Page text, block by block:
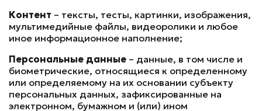
Контент – тексты, тесты, картинки, изображения,
мультимедийные файлы, видеоролики и любое
иное информационное наполнение;
Персональные данные – данные, в том числе и
биометрические, относящиеся к определенному
или определяемому на их основании субъекту
персональных данных, зафиксированные на
электронном, бумажном и (или) ином